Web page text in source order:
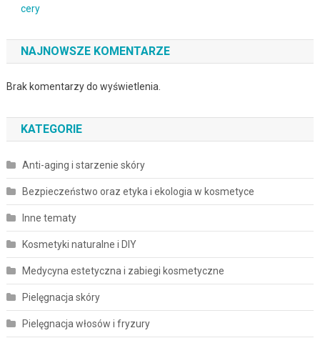
cery
NAJNOWSZE KOMENTARZE
Brak komentarzy do wyświetlenia.
KATEGORIE
Anti-aging i starzenie skóry
Bezpieczeństwo oraz etyka i ekologia w kosmetyce
Inne tematy
Kosmetyki naturalne i DIY
Medycyna estetyczna i zabiegi kosmetyczne
Pielęgnacja skóry
Pielęgnacja włosów i fryzury